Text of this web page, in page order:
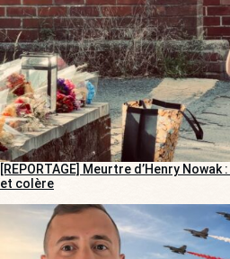
[REPORTAGE] Meurtre d’Henry
et colère